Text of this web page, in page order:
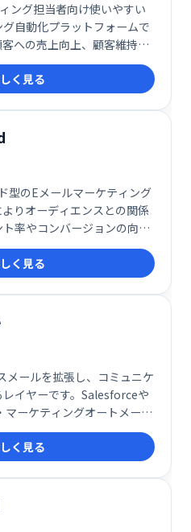
ング担当者向け使いやすい
自動化プラットフォームで
への売上向上、顧客維持率
ルマーケティングのベストプ
機能も提供し、自動化の最
メントの改善を実現します。
る強力なツールです。
く見る
型のEメールマーケティング
りオーディエンスとの関係
率やコンバージョンの向上
インターフェースと柔軟な機
ンペーンを効果的に展開し
く見る
ールを拡張し、コミュニケ
イヤーです。Salesforceや
ーケティングオートメーシ
ブ連携により、メール送信時
可能。日常業務の効率化と
。よりスマートなコミュニケ
能性を最大限に引き出しま
く見る